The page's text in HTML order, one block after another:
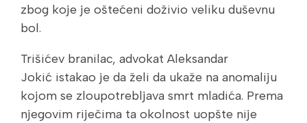
zbog koje je oštećeni doživio veliku duševnu
bol.
Trišićev branilac, advokat Aleksandar
Jokić istakao je da želi da ukaže na anomaliju
kojom se zloupotrebljava smrt mladića. Prema
njegovim riječima ta okolnost uopšte nije